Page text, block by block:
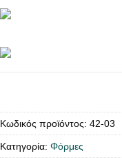
Κωδικός προϊόντος:42-03
Κατηγορία:Φόρμες